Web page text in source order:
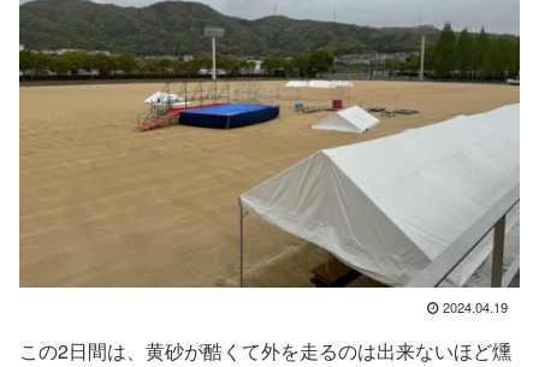
2024.04.19
この2日間は、黄砂が酷くて外を走るのは出来ないほど燻